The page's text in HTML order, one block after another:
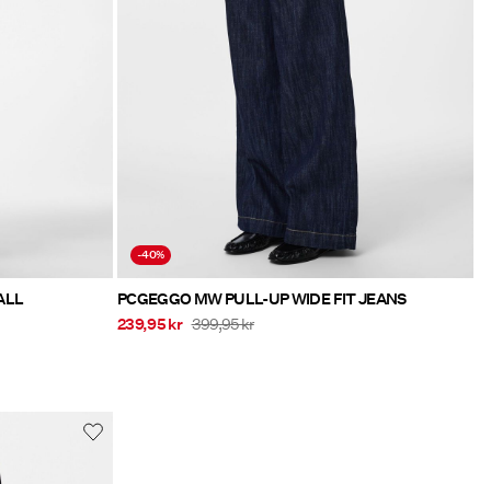
OVERALL
-40%
PCGEGGO MW PULL-UP WIDE FIT JEANS
239,95 kr 399,95 kr